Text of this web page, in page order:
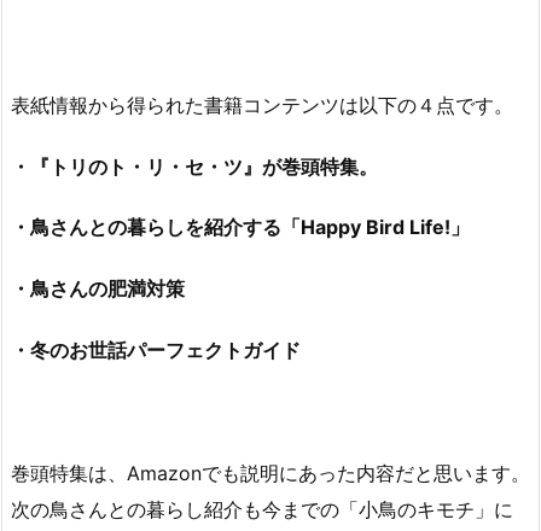
表紙情報から得られた書籍コンテンツは以下の４点です。
・『トリのト・リ・セ・ツ』が巻頭特集。
・鳥さんとの暮らしを紹介する「Happy Bird Life!」
・鳥さんの肥満対策
・冬のお世話パーフェクトガイド
巻頭特集は、Amazonでも説明にあった内容だと思います。
次の鳥さんとの暮らし紹介も今までの「小鳥のキモチ」に